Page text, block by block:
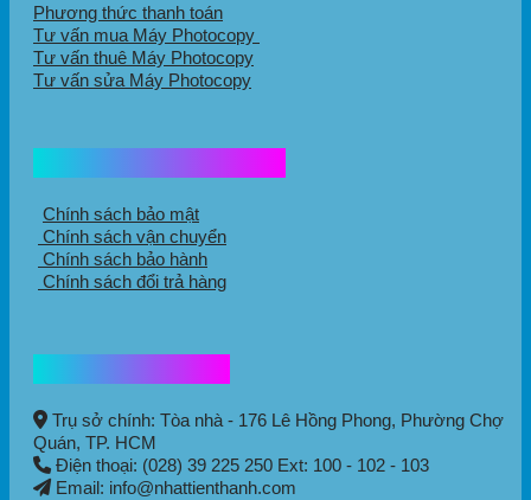
Phương thức thanh toán
Tư vấn mua Máy Photocopy
Tư vấn thuê Máy Photocopy
Tư vấn sửa Máy Photocopy
Chính sách bảo mật
Chính sách vận chuyển
Chính sách bảo hành
Chính sách đổi trả hàng
Trụ sở chính: Tòa nhà - 176 Lê Hồng Phong, Phường Chợ
Quán, TP. HCM
Điện thoại: (028) 39 225 250 Ext: 100 - 102 - 103
Email: info@nhattienthanh.com